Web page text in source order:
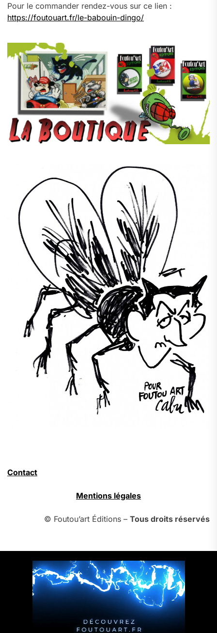
Pour le commander rendez-vous sur ce lien :
https://foutouart.fr/le-babouin-dingo/
Contact
Mentions légales
© Foutou’art Éditions – Tous droits réservés